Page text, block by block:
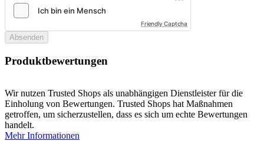
Friendly Captcha
Absenden
Produktbewertungen
Wir nutzen Trusted Shops als unabhängigen Dienstleister für die
Einholung von Bewertungen. Trusted Shops hat Maßnahmen
getroffen, um sicherzustellen, dass es sich um echte Bewertungen
handelt.
Mehr Informationen